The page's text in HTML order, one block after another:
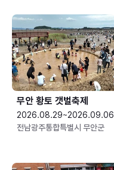
무안 황토 갯벌축제
2026.08.29~2026.09.06
전남광주통합특별시 무안군